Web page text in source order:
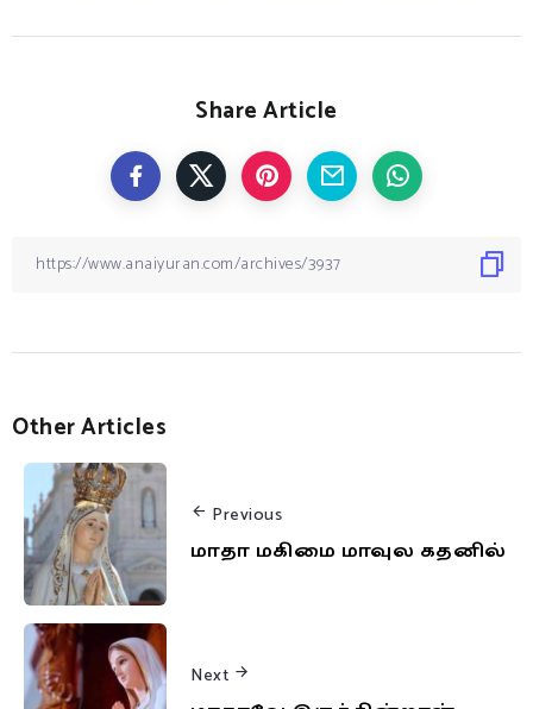
Share Article
Other Articles
Previous
மாதா மகிமை மாவுல கதனில்
Next